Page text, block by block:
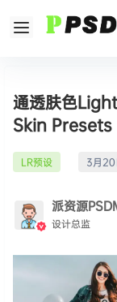
通透肤色
Skin Presets
LR预设 3月20
派资源
设计总监